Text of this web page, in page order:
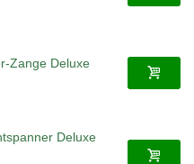
Zange Deluxe
Deluxe